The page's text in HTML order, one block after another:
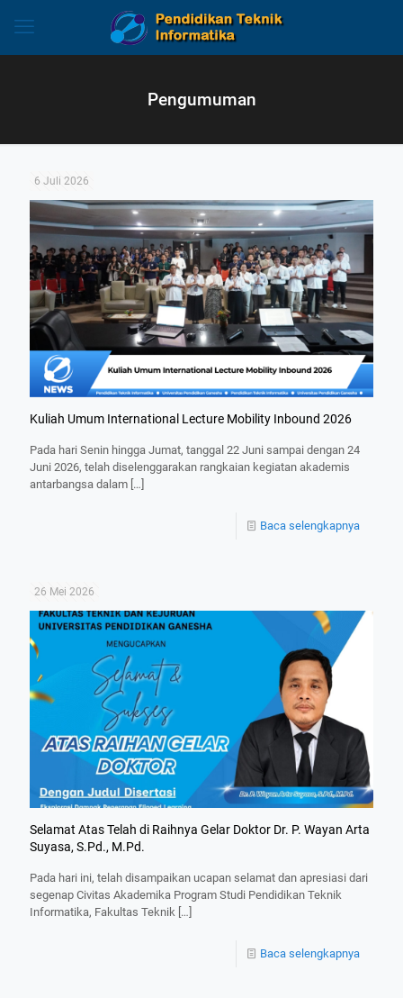
Pengumuman
6 Juli 2026
Kuliah Umum International Lecture Mobility Inbound 2026
Pada hari Senin hingga Jumat, tanggal 22 Juni sampai dengan 24
Juni 2026, telah diselenggarakan rangkaian kegiatan akademis
antarbangsa dalam […]
Baca selengkapnya
26 Mei 2026
Selamat Atas Telah di Raihnya Gelar Doktor Dr. P. Wayan Arta
Suyasa, S.Pd., M.Pd.
Pada hari ini, telah disampaikan ucapan selamat dan apresiasi dari
segenap Civitas Akademika Program Studi Pendidikan Teknik
Informatika, Fakultas Teknik […]
Baca selengkapnya